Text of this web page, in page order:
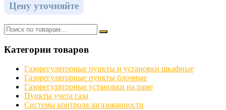
Цену уточняйте
Категории товаров
Газорегуляторные пункты и установки шкафные
Газорегуляторные пункты блочные
Газорегуляторные установки на раме
Пункты учета газа
Системы контроля загазованности